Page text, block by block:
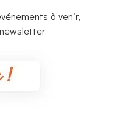
à venir,